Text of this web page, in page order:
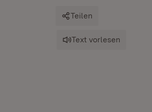
Teilen
Text vorlesen